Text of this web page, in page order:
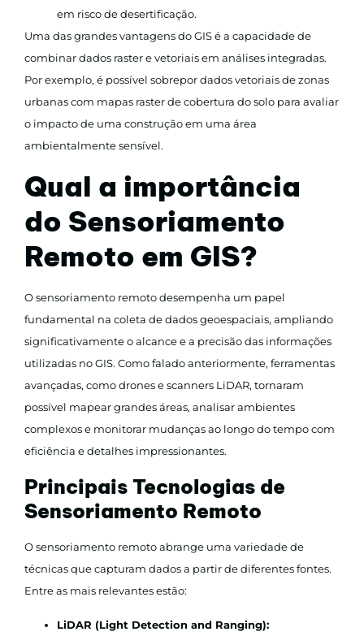
em risco de desertificação.
Uma das grandes vantagens do GIS é a capacidade de
combinar dados raster e vetoriais em análises integradas.
Por exemplo, é possível sobrepor dados vetoriais de zonas
urbanas com mapas raster de cobertura do solo para avaliar
o impacto de uma construção em uma área
ambientalmente sensível.
Qual a importância
do Sensoriamento
Remoto em GIS?
O sensoriamento remoto desempenha um papel
fundamental na coleta de dados geoespaciais, ampliando
significativamente o alcance e a precisão das informações
utilizadas no GIS. Como falado anteriormente, ferramentas
avançadas, como drones e scanners LiDAR, tornaram
possível mapear grandes áreas, analisar ambientes
complexos e monitorar mudanças ao longo do tempo com
eficiência e detalhes impressionantes.
Principais Tecnologias de
Sensoriamento Remoto
O sensoriamento remoto abrange uma variedade de
técnicas que capturam dados a partir de diferentes fontes.
Entre as mais relevantes estão:
LiDAR (Light Detection and Ranging):